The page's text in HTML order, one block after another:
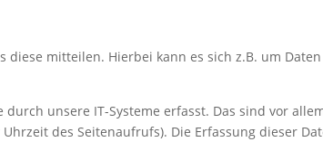
mitteilen. Hierbei kann es sich z.B. um Daten
unsere IT-Systeme erfasst. Das sind vor
des Seitenaufrufs). Die Erfassung dieser